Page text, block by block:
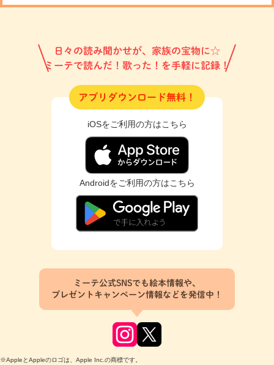
日々の読み聞かせが、家族の宝物に☆
ミーテで読んだ！歌った！を手軽に記録！
アプリダウンロード無料！
iOSをご利用の方はこちら
Androidをご利用の方はこちら
ミーテ公式SNSでも絵本情報や、
プレゼントキャンペーン情報などを発信中！
※AppleとAppleのロゴは、Apple Inc.の商標です。